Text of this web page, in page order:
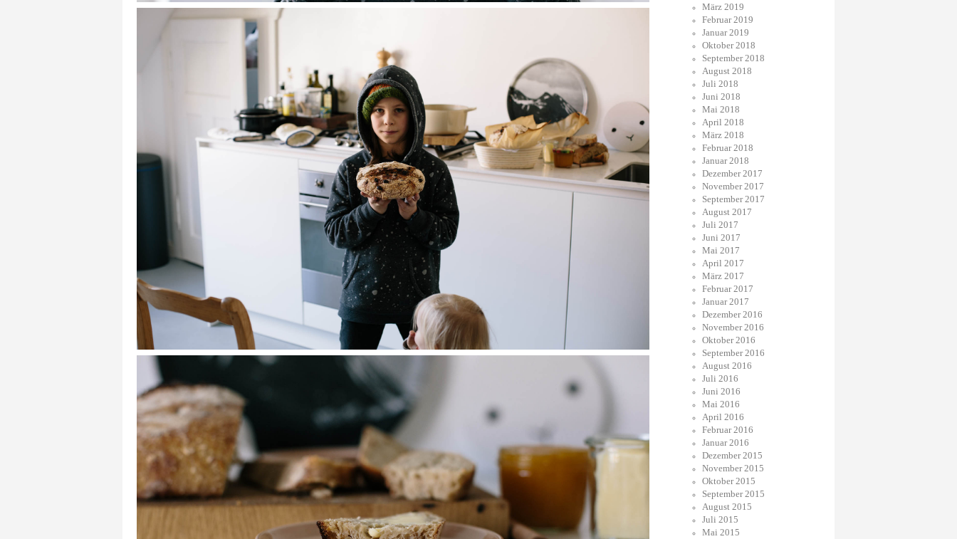
März 2019
Februar 2019
Januar 2019
Oktober 2018
September 2018
August 2018
Juli 2018
Juni 2018
Mai 2018
April 2018
März 2018
Februar 2018
Januar 2018
Dezember 2017
November 2017
September 2017
August 2017
Juli 2017
Juni 2017
Mai 2017
April 2017
März 2017
Februar 2017
Januar 2017
Dezember 2016
November 2016
Oktober 2016
September 2016
August 2016
Juli 2016
Juni 2016
Mai 2016
April 2016
Februar 2016
Januar 2016
Dezember 2015
November 2015
Oktober 2015
September 2015
August 2015
Juli 2015
Mai 2015